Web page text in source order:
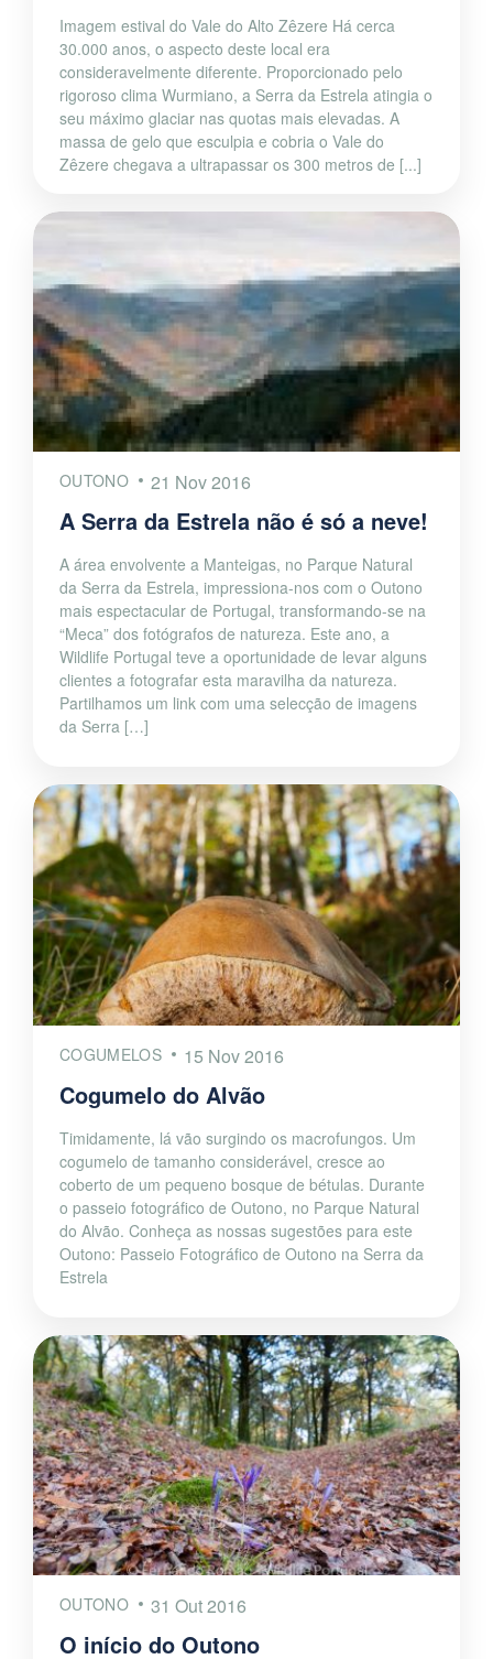
Imagem estival do Vale do Alto Zêzere Há cerca
30.000 anos, o aspecto deste local era
consideravelmente diferente. Proporcionado pelo
rigoroso clima Wurmiano, a Serra da Estrela atingia o
seu máximo glaciar nas quotas mais elevadas. A
massa de gelo que esculpia e cobria o Vale do
Zêzere chegava a ultrapassar os 300 metros de [...]
OUTONO 21 Nov 2016
A Serra da Estrela não é só a neve!
A área envolvente a Manteigas, no Parque Natural
da Serra da Estrela, impressiona-nos com o Outono
mais espectacular de Portugal, transformando-se na
“Meca” dos fotógrafos de natureza. Este ano, a
Wildlife Portugal teve a oportunidade de levar alguns
clientes a fotografar esta maravilha da natureza.
Partilhamos um link com uma selecção de imagens
da Serra […]
COGUMELOS 15 Nov 2016
Cogumelo do Alvão
Timidamente, lá vão surgindo os macrofungos. Um
cogumelo de tamanho considerável, cresce ao
coberto de um pequeno bosque de bétulas. Durante
o passeio fotográfico de Outono, no Parque Natural
do Alvão. Conheça as nossas sugestões para este
Outono: Passeio Fotográfico de Outono na Serra da
Estrela
OUTONO 31 Out 2016
O início do Outono